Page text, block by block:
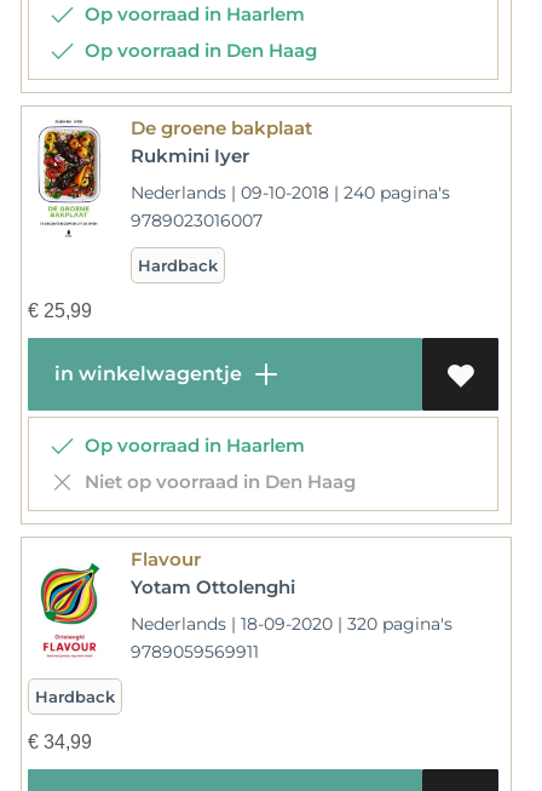
Op voorraad in Haarlem
Op voorraad in Den Haag
De groene bakplaat
Rukmini Iyer
Nederlands | 09-10-2018 | 240 pagina's
9789023016007
Hardback
€25,99
in winkelwagentje
Op voorraad in Haarlem
Niet op voorraad in Den Haag
Flavour
Yotam Ottolenghi
Nederlands | 18-09-2020 | 320 pagina's
9789059569911
Hardback
€34,99